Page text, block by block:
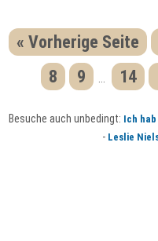
« Vorherige Seite
8
9 14
Besuche auch unbedingt: Ich
- Leslie